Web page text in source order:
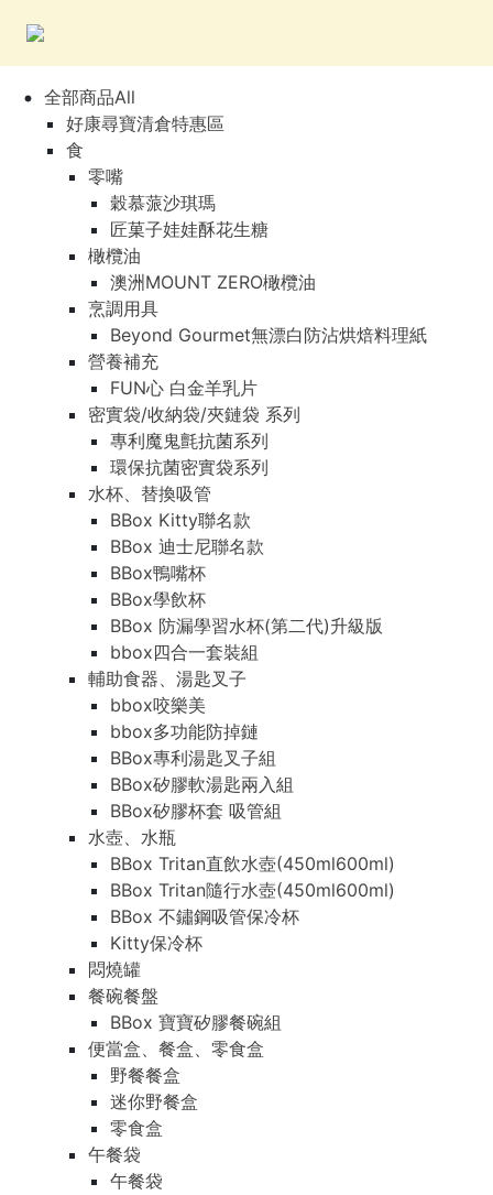
全部商品All
好康尋寶清倉特惠區
食
零嘴
穀慕蒎沙琪瑪
匠菓子娃娃酥花生糖
橄欖油
澳洲MOUNT ZERO橄欖油
烹調用具
Beyond Gourmet無漂白防沾烘焙料理紙
營養補充
FUN心 白金羊乳片
密實袋/收納袋/夾鏈袋 系列
專利魔鬼氈抗菌系列
環保抗菌密實袋系列
水杯、替換吸管
BBox Kitty聯名款
BBox 迪士尼聯名款
BBox鴨嘴杯
BBox學飲杯
BBox 防漏學習水杯(第二代)升級版
bbox四合一套裝組
輔助食器、湯匙叉子
bbox咬樂美
bbox多功能防掉鏈
BBox專利湯匙叉子組
BBox矽膠軟湯匙兩入組
BBox矽膠杯套 吸管組
水壺、水瓶
BBox Tritan直飲水壺(450ml600ml)
BBox Tritan隨行水壺(450ml600ml)
BBox 不鏽鋼吸管保冷杯
Kitty保冷杯
悶燒罐
餐碗餐盤
BBox 寶寶矽膠餐碗組
便當盒、餐盒、零食盒
野餐餐盒
迷你野餐盒
零食盒
午餐袋
午餐袋